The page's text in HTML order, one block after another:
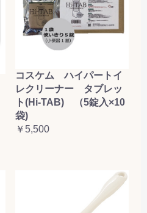
コスケム ハイパートイ
レクリーナー タブレッ
ト(Hi-TAB) （5錠入×10
袋)
￥5,500